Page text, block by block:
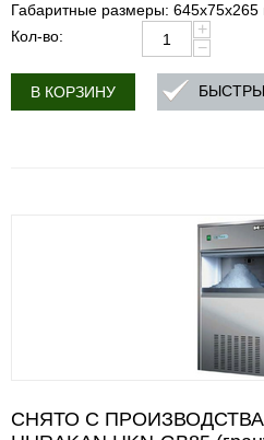
Габаритные размеры:
Кол-во:
+
−
В КОРЗИНУ
СНЯТО С ПРОИЗВОДСТВА